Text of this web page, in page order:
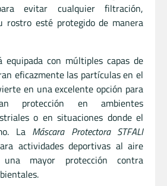
evitar cualquier filtración,
rostro esté protegido de manera
equipada con múltiples capas de
eficazmente las partículas en el
en una excelente opción para
protección en ambientes
o en situaciones donde el
La Máscara Protectora STFALI
actividades deportivas al aire
mayor protección contra